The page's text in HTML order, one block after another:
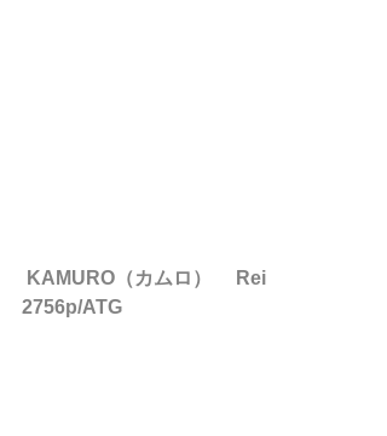
KAMURO（カムロ） 　Rei
2756p/ATG